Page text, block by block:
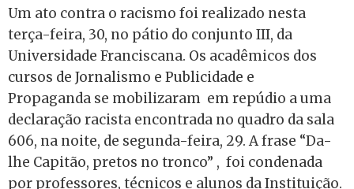
Um ato contra o racismo foi realizado nesta
terça-feira, 30, no pátio do conjunto III, da
Universidade Franciscana. Os acadêmicos dos
cursos de Jornalismo e Publicidade e
Propaganda se mobilizaram em repúdio a uma
declaração racista encontrada no quadro da sala
606, na noite, de segunda-feira, 29. A frase “Da-
lhe Capitão, pretos no tronco” , foi condenada
por professores, técnicos e alunos da Instituição.